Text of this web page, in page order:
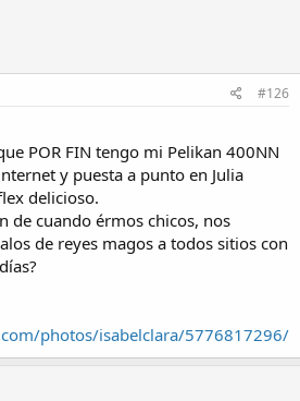
#126
POR FIN tengo mi Pelikan 400NN
y puesta a punto en Julia
delicioso.
de cuando érmos chicos, nos
de reyes magos a todos sitios con
photos/isabelclara/5776817296/